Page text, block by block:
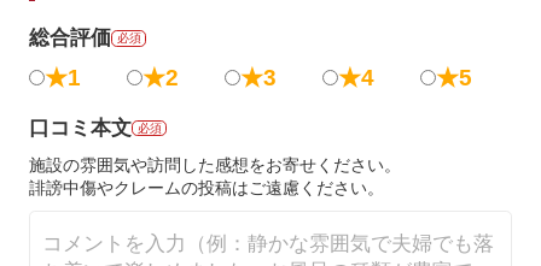
総合評価 必須
★1 ★2 ★3 ★4 ★5
口コミ本文 必須
施設の雰囲気や訪問した感想をお寄せください。
誹謗中傷やクレームの投稿はご遠慮ください。